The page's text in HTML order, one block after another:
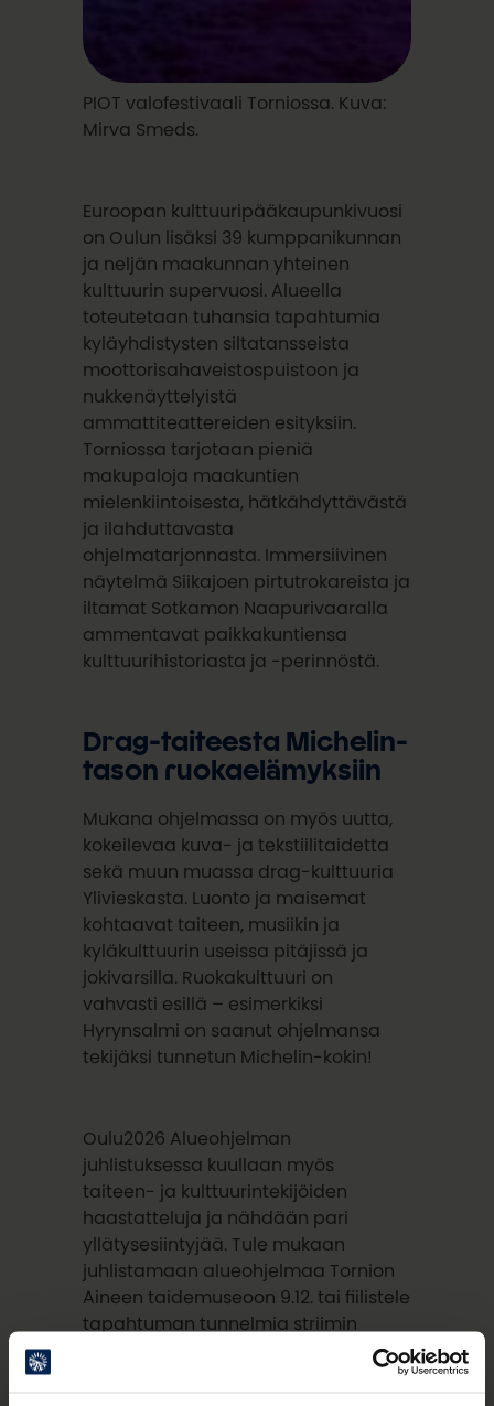
PIOT valofestivaali Torniossa. Kuva:
Mirva Smeds.
Euroopan kulttuuripääkaupunkivuosi
on Oulun lisäksi 39 kumppanikunnan
ja neljän maakunnan yhteinen
kulttuurin supervuosi. Alueella
toteutetaan tuhansia tapahtumia
kyläyhdistysten siltatansseista
moottorisahaveistospuistoon ja
nukkenäyttelyistä
ammattiteattereiden esityksiin.
Torniossa tarjotaan pieniä
makupaloja maakuntien
mielenkiintoisesta, hätkähdyttävästä
ja ilahduttavasta
ohjelmatarjonnasta. Immersiivinen
näytelmä Siikajoen pirtutrokareista ja
iltamat Sotkamon Naapurivaaralla
ammentavat paikkakuntiensa
kulttuurihistoriasta ja -perinnöstä.
Drag-taiteesta Michelin-
tason ruokaelämyksiin
Mukana ohjelmassa on myös uutta,
kokeilevaa kuva- ja tekstiilitaidetta
sekä muun muassa drag-kulttuuria
Ylivieskasta. Luonto ja maisemat
kohtaavat taiteen, musiikin ja
kyläkulttuurin useissa pitäjissä ja
jokivarsilla. Ruokakulttuuri on
vahvasti esillä – esimerkiksi
Hyrynsalmi on saanut ohjelmansa
tekijäksi tunnetun Michelin-kokin!
Oulu2026 Alueohjelman
juhlistuksessa kuullaan myös
taiteen- ja kulttuurintekijöiden
haastatteluja ja nähdään pari
yllätysesiintyjää. Tule mukaan
juhlistamaan alueohjelmaa Tornion
Aineen taidemuseoon 9.12. tai fiilistele
tapahtuman tunnelmia striimin
välityksellä! Juhlistuksen tarkempi